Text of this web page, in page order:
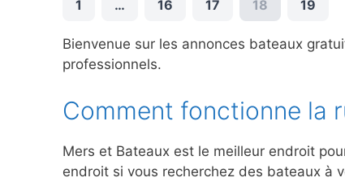
1 … 16 17 18 19
Bienvenue sur les annonces bateaux
professionnels.
Comment fonctionne la
Mers et Bateaux est le meilleur endroit
endroit si vous recherchez des bateaux à